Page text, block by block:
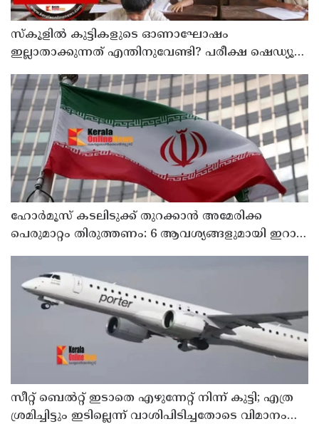
സ്‌കൂളില്‍ കുട്ടികളുടെ ഓണാഘോഷം
ഇല്ലാതാക്കുന്നത് എന്തിനുവേണ്ടി? പരീക്ഷ ഷെഡ്യൂള്‍
ഹോര്‍മൂസ് കടലിടുക്ക് തുറക്കാന്‍ അമേരിക്ക
പെരുമാറ്റം തിരുത്തണം: 6 ആവശ്യങ്ങളുമായി ഇറാന്‍
സീറ്റ് ബെല്‍റ്റ് ഇടാതെ എഴുന്നേറ്റ് നിന്ന് കുട്ടി; എത്ര
ശ്രമിച്ചിട്ടും ഇടില്ലെന്ന് വാശിപിടിച്ചതോടെ വിമാനം